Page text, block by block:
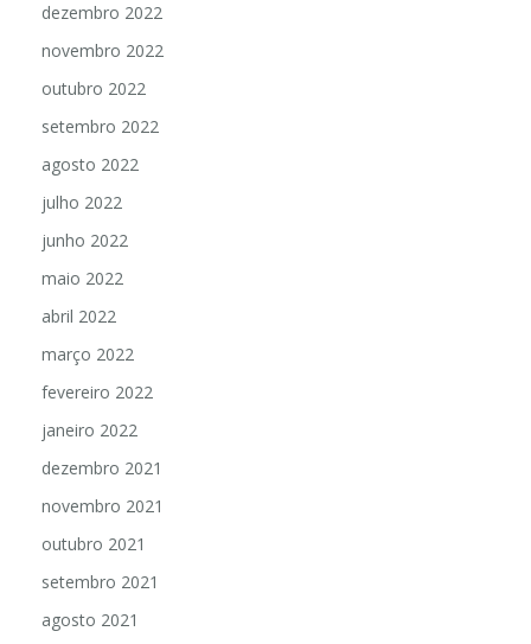
dezembro 2022
novembro 2022
outubro 2022
setembro 2022
agosto 2022
julho 2022
junho 2022
maio 2022
abril 2022
março 2022
fevereiro 2022
janeiro 2022
dezembro 2021
novembro 2021
outubro 2021
setembro 2021
agosto 2021